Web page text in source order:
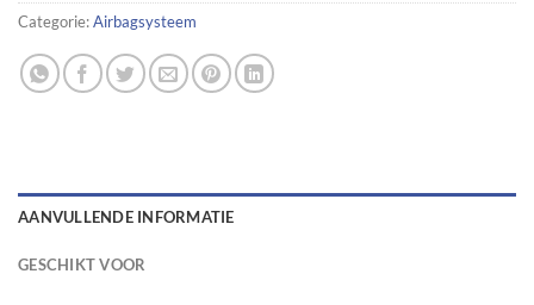
Categorie:Airbagsysteem
AANVULLENDE INFORMATIE
GESCHIKT VOOR